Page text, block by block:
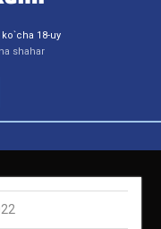
ko`cha 18-uy
shahar